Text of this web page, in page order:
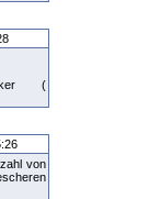
(
von